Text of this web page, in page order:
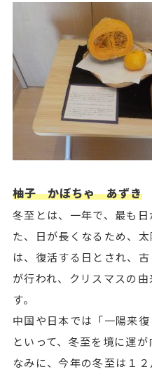
柚子 かぼちゃ あずき
冬至とは、一年で、最も
た、日が長くなるため、
は、復活する日とされ、
が行われ、クリスマスの
す。
中国や日本では「一陽来
といって、冬至を境に運
なみに、今年の冬至は１２